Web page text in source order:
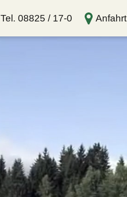
Tel. 08825 / 17-0 Anfahrt